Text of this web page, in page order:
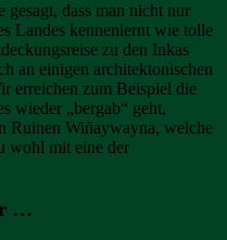
gesagt, dass man nicht nur
Landes kennenlernt wie tolle
zu den Inkas
an einigen architektonischen
erreichen zum Beispiel die
wieder „bergab“ geht,
Ruinen Wiñaywayna, welche
wohl mit eine der
…